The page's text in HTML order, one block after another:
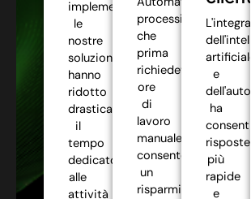
implementato
le
nostre
soluzioni
hanno
ridotto
drasticamente
il
tempo
dedicato
alle
attività
processi
che
prima
richiedevano
ore
di
lavoro
manuale,
consentendo
un
risparmio
artificiale
e
ha
risposte
più
rapide
e